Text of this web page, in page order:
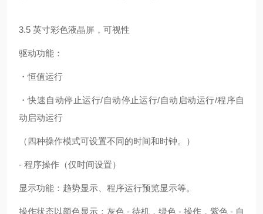
3.5 英寸彩色液晶屏，可视性
驱动功能：
・恒值运行
・快速自动停止运行/自动停止运行/自动启动运行/程序自
动启动运行
（四种操作模式可设置不同的时间和时钟。）
- 程序操作（仅时间设置）
显示功能：趋势显示、程序运行预览显示等。
操作状态以颜色显示：灰色 - 待机，绿色 - 操作，紫色 - 自